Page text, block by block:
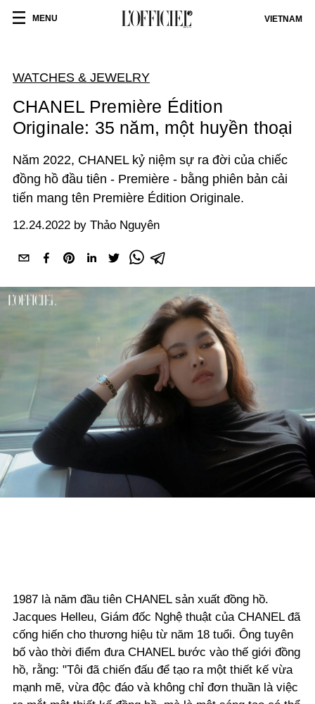
MENU VIETNAM
WATCHES & JEWELRY
CHANEL Première Édition
Originale: 35 năm, một huyền thoại
Năm 2022, CHANEL kỷ niệm sự ra đời của chiếc
đồng hồ đầu tiên - Première - bằng phiên bản cải
tiến mang tên Première Édition Originale.
12.24.2022 by Thảo Nguyên
1987 là năm đầu tiên CHANEL sản xuất đồng hồ.
Jacques Helleu, Giám đốc Nghệ thuật của CHANEL đã
cống hiến cho thương hiệu từ năm 18 tuổi. Ông tuyên
bố vào thời điểm đưa CHANEL bước vào thế giới đồng
hồ, rằng: "Tôi đã chiến đấu để tạo ra một thiết kế vừa
mạnh mẽ, vừa độc đáo và không chỉ đơn thuần là việc